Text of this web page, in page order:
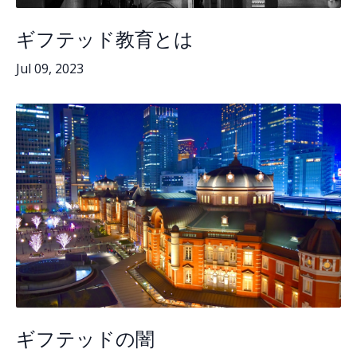
ギフテッド教育とは
Jul 09, 2023
ギフテッドの闇